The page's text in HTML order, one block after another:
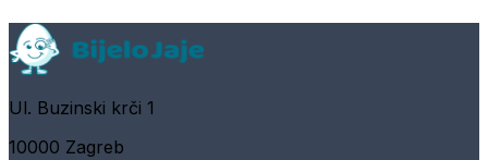
Ul. Buzinski krči 1
10000 Zagreb